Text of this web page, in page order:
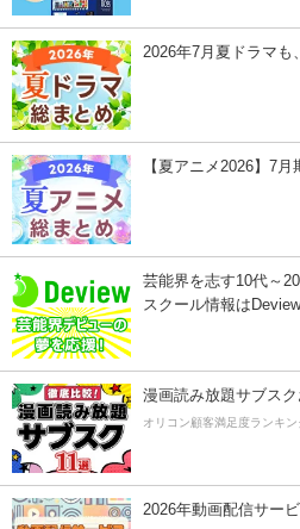
2026年7月夏ドラマも
【夏アニメ2026】7
芸能界を志す10代～
スクール情報はDeview
漫画読み放題サブスク
オリコン顧客満足度ランキン
2026年動画配信サー